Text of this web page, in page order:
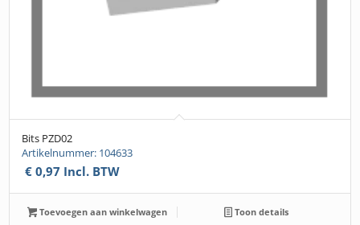
Bits PZD02
Artikelnummer: 104633
€ 0,97 Incl. BTW
Toevoegen aan winkelwagen Toon details